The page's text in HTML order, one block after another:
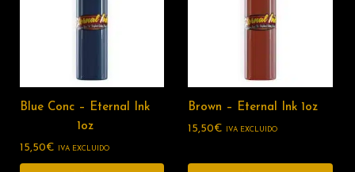
Blue Conc – Eternal Ink
1oz
15,50€ IVA EXCLUIDO
Brown – Eternal Ink 1oz
15,50€ IVA EXCLUIDO